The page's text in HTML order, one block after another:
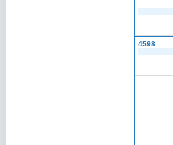
4598